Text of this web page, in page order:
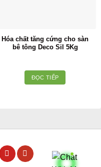
Hóa chất tăng cứng cho sàn
bê tông Deco Sil 5Kg
ĐỌC TIẾP